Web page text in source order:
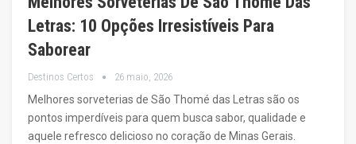
Letras: 10 Opções Irresistíveis Para
Saborear
Destinos Certos 26 maio, 2026
Melhores sorveterias de São Thomé das Letras são os
pontos imperdíveis para quem busca sabor, qualidade e
aquele refresco delicioso no coração de Minas Gerais.